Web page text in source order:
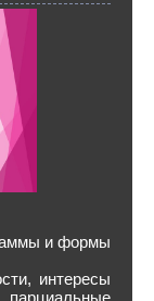
и формы
интересы